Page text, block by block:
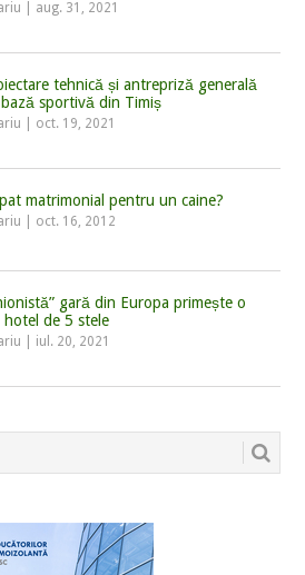
aug. 31, 2021
tehnică și antrepriză generală
sportivă din Timiș
oct. 19, 2021
matrimonial pentru un caine?
oct. 16, 2012
gară din Europa primește o
hotel de 5 stele
iul. 20, 2021